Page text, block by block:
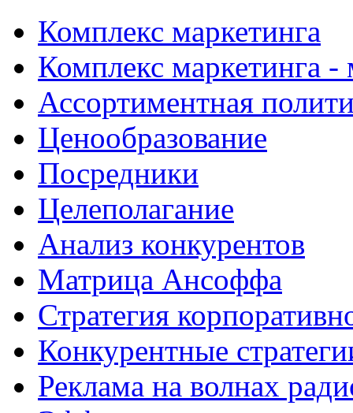
Комплекс маркетинга
Комплекс маркетинга
Ассортиментная
Ценообразование
Посредники
Целеполагание
Анализ конкурентов
Матрица Ансоффа
Стратегия
Конкурентные
Реклама на волнах